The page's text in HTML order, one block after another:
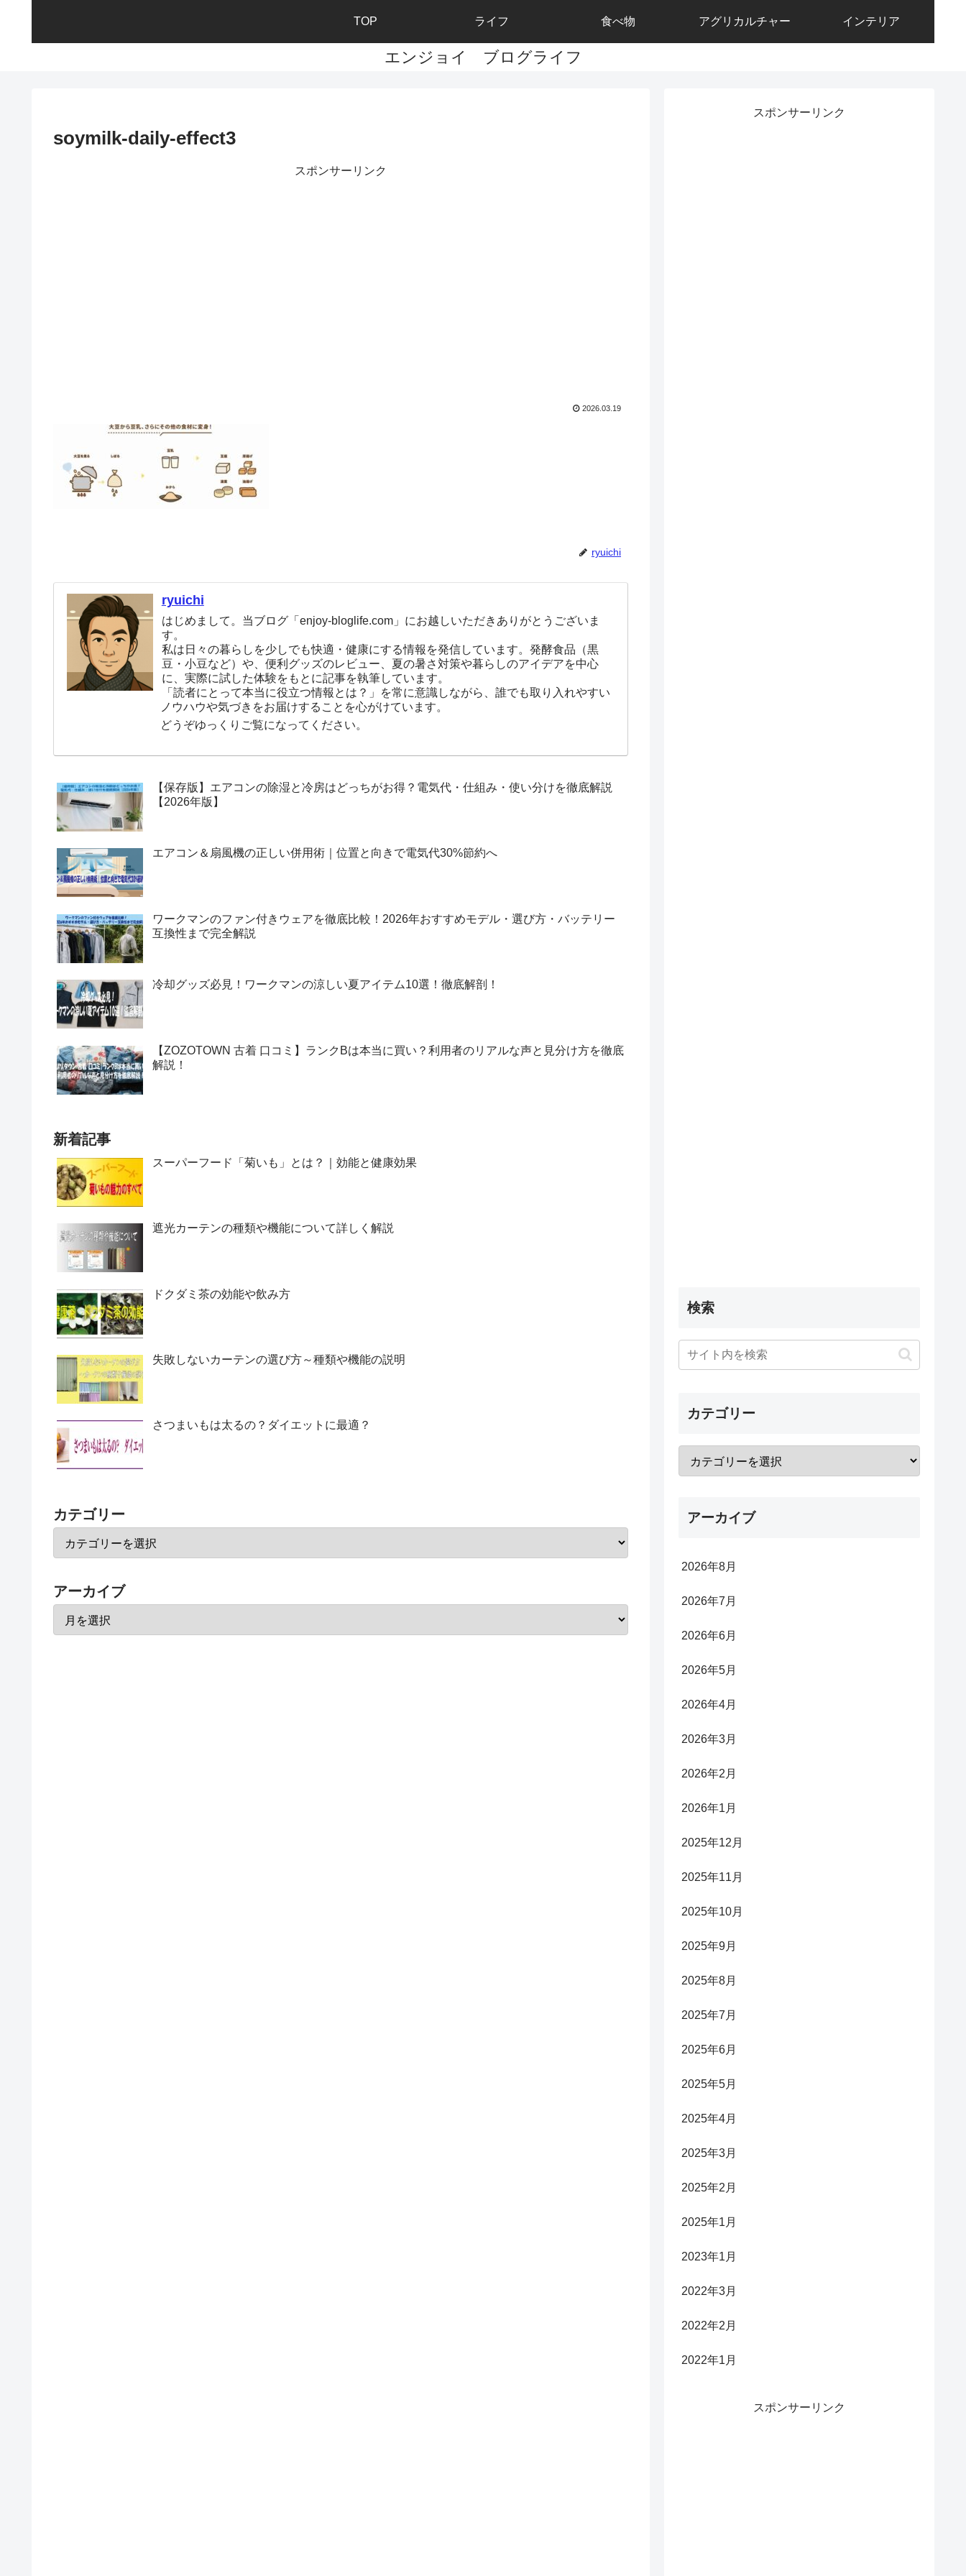
エンジョイ ブログライフ
TOP ライフ 食べ物 アグリカルチャー インテリア
soymilk-daily-effect3
スポンサーリンク
2026.03.19
ryuichi
ryuichi
はじめまして。当ブログ「enjoy-bloglife.com」にお越しいただきありがとうございま
す。
私は日々の暮らしを少しでも快適・健康にする情報を発信しています。発酵食品（黒
豆・小豆など）や、便利グッズのレビュー、夏の暑さ対策や暮らしのアイデアを中心
に、実際に試した体験をもとに記事を執筆しています。
「読者にとって本当に役立つ情報とは？」を常に意識しながら、誰でも取り入れやすい
ノウハウや気づきをお届けすることを心がけています。
どうぞゆっくりご覧になってください。
【保存版】エアコンの除湿と冷房はどっちがお得？電気代・仕組み・使い分けを徹底解説
【2026年版】
エアコン＆扇風機の正しい併用術｜位置と向きで電気代30%節約へ
ワークマンのファン付きウェアを徹底比較！2026年おすすめモデル・選び方・バッテリー
互換性まで完全解説
冷却グッズ必見！ワークマンの涼しい夏アイテム10選！徹底解剖！
【ZOZOTOWN 古着 口コミ】ランクBは本当に買い？利用者のリアルな声と見分け方を徹底
解説！
新着記事
スーパーフード「菊いも」とは？｜効能と健康効果
遮光カーテンの種類や機能について詳しく解説
ドクダミ茶の効能や飲み方
失敗しないカーテンの選び方～種類や機能の説明
さつまいもは太るの？ダイエットに最適？
カテゴリー
アーカイブ
スポンサーリンク
検索
カテゴリー
アーカイブ
2026年8月
2026年7月
2026年6月
2026年5月
2026年4月
2026年3月
2026年2月
2026年1月
2025年12月
2025年11月
2025年10月
2025年9月
2025年8月
2025年7月
2025年6月
2025年5月
2025年4月
2025年3月
2025年2月
2025年1月
2023年1月
2022年3月
2022年2月
2022年1月
スポンサーリンク